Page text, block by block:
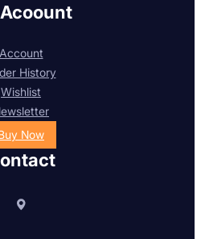
Account
History
Wishlist
Now